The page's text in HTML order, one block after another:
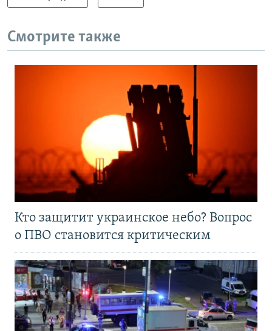
Смотрите также
Кто защитит украинское небо? Вопрос
о ПВО становится критическим